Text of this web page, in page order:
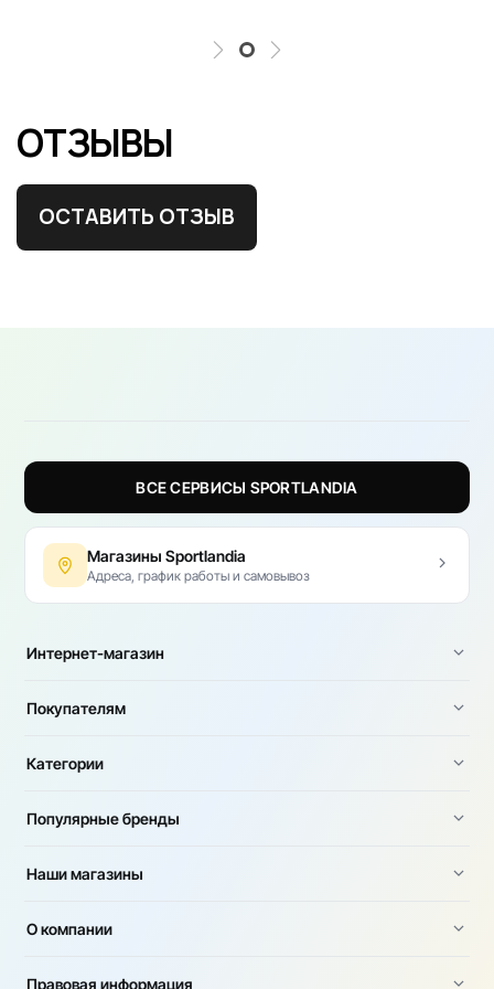
ОТЗЫВЫ
ОСТАВИТЬ ОТЗЫВ
ВСЕ СЕРВИСЫ SPORTLANDIA
Магазины Sportlandia
Адреса, график работы и самовывоз
Интернет-магазин
Покупателям
Категории
Популярные бренды
Наши магазины
О компании
Правовая информация